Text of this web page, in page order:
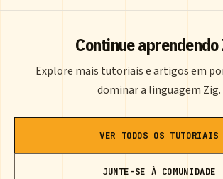
Continue aprendendo
Explore mais tutoriais e artigos em
dominar a linguagem Zig.
VER TODOS OS TUTORIAIS
JUNTE-SE À COMUNIDADE